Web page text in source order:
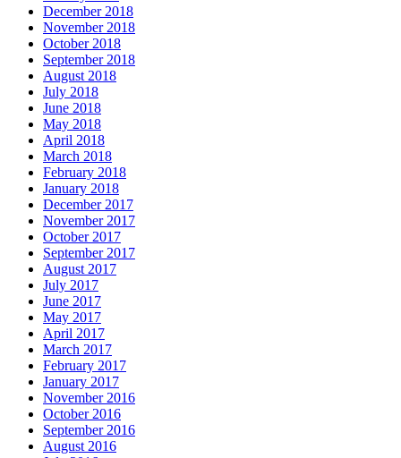
December 2018
November 2018
October 2018
September 2018
August 2018
July 2018
June 2018
May 2018
April 2018
March 2018
February 2018
January 2018
December 2017
November 2017
October 2017
September 2017
August 2017
July 2017
June 2017
May 2017
April 2017
March 2017
February 2017
January 2017
November 2016
October 2016
September 2016
August 2016